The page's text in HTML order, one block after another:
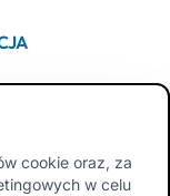
Aplikacja dla
cookie oraz, za
w celu